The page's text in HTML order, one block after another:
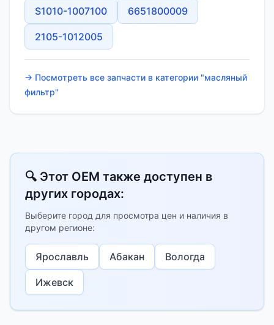
S1010-1007100 6651800009
2105-1012005
→ Посмотреть все запчасти в категории "масляный
фильтр"
🔍 Этот OEM также доступен в
других городах:
Выберите город для просмотра цен и наличия в
другом регионе:
Ярославль Абакан Вологда
Ижевск